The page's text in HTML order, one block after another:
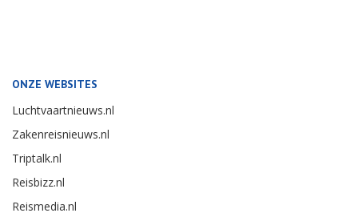
ONZE WEBSITES
Luchtvaartnieuws.nl
Zakenreisnieuws.nl
Triptalk.nl
Reisbizz.nl
Reismedia.nl